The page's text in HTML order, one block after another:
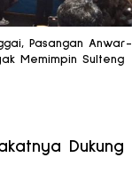
Pasangan Anwar-
Memimpin Sulteng
Dukung